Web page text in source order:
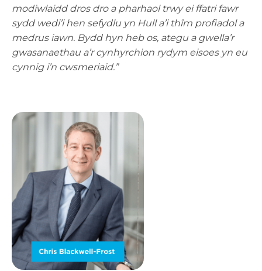
modiwlaidd dros dro a pharhaol trwy ei ffatri fawr
sydd wedi’i hen sefydlu yn Hull a’i thîm profiadol a
medrus iawn. Bydd hyn heb os, ategu a gwella’r
gwasanaethau a’r cynhyrchion rydym eisoes yn eu
cynnig i’n cwsmeriaid.”